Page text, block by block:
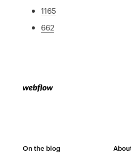
1165
662
On the blog